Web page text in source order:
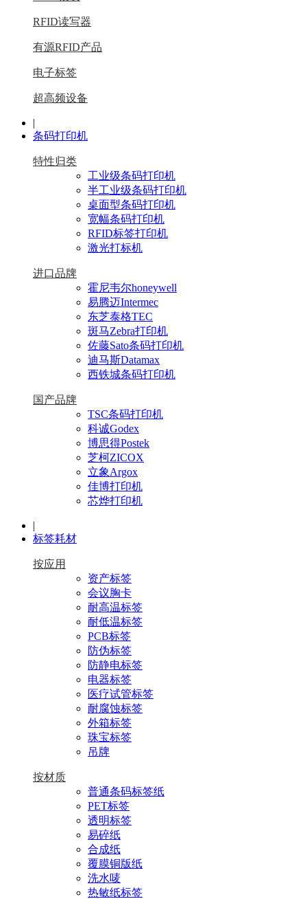
RFID读写器
有源RFID产品
电子标签
超高频设备
|
条码打印机
特性归类
工业级条码打印机
半工业级条码打印机
桌面型条码打印机
宽幅条码打印机
RFID标签打印机
激光打标机
进口品牌
霍尼韦尔honeywell
易腾迈Intermec
东芝泰格TEC
斑马Zebra打印机
佐藤Sato条码打印机
迪马斯Datamax
西铁城条码打印机
国产品牌
TSC条码打印机
科诚Godex
博思得Postek
芝柯ZICOX
立象Argox
佳博打印机
芯烨打印机
|
标签耗材
按应用
资产标签
会议胸卡
耐高温标签
耐低温标签
PCB标签
防伪标签
防静电标签
电器标签
医疗试管标签
耐腐蚀标签
外箱标签
珠宝标签
吊牌
按材质
普通条码标签纸
PET标签
透明标签
易碎纸
合成纸
覆膜铜版纸
洗水唛
热敏纸标签